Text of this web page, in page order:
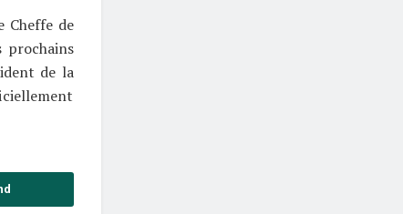
Cheffe de
prochains
de la